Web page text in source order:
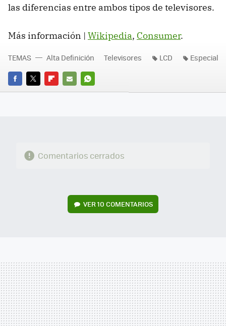
las diferencias entre ambos tipos de televisores.
Más información | Wikipedia, Consumer.
FACEBOOK
TWITTERFLIPBOARD
E-
WHATSAPP
TEMAS Alta Definición Televisores LCD Especial
Comentarios cerrados
VER10 COMENTARIOS